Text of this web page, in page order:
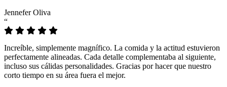
Jennefer Oliva
“
Increíble, simplemente magnífico. La comida y la actitud estuvieron
perfectamente alineadas. Cada detalle complementaba al siguiente,
incluso sus cálidas personalidades. Gracias por hacer que nuestro
corto tiempo en su área fuera el mejor.